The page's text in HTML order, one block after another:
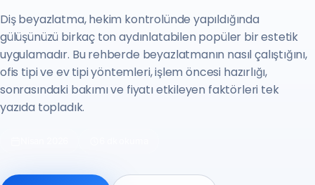
Diş beyazlatma, hekim kontrolünde yapıldığında
gülüşünüzü birkaç ton aydınlatabilen popüler bir estetik
uygulamadır. Bu rehberde beyazlatmanın nasıl çalıştığını,
ofis tipi ve ev tipi yöntemleri, işlem öncesi hazırlığı,
sonrasındaki bakımı ve fiyatı etkileyen faktörleri tek
yazıda topladık.